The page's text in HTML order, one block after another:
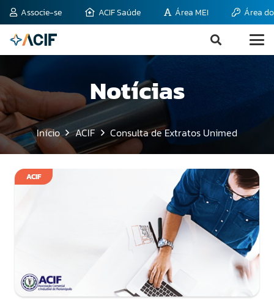
Associe-se ACIF Saúde Área MEI Área
Notícias
Início ACIF Consulta de Extratos Unimed
ACIF